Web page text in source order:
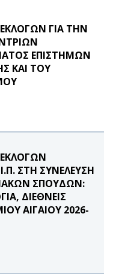
ΓΙΑ ΤΗΝ
ΕΠΙΣΤΗΜΩΝ
ΚΑΙ ΤΟΥ
ΕΚΛΟΓΩΝ
ΣΤΗ ΣΥΝΕΛΕΥΣΗ
ΣΠΟΥΔΩΝ:
ΔΙΕΘΝΕΙΣ
ΑΙΓΑΙΟΥ 2026-